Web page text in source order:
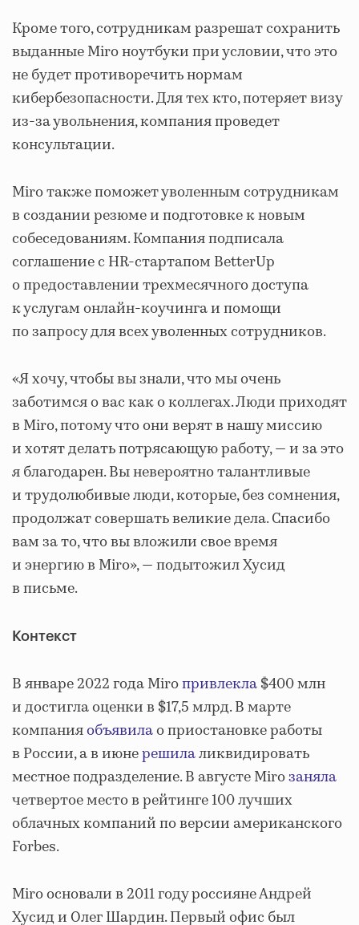
Кроме того, сотрудникам разрешат сохранить
выданные Miro ноутбуки при условии, что это
не будет противоречить нормам
кибербезопасности. Для тех кто, потеряет визу
из-за увольнения, компания проведет
консультации.
Miro также поможет уволенным сотрудникам
в создании резюме и подготовке к новым
собеседованиям. Компания подписала
соглашение с HR-стартапом BetterUp
о предоставлении трехмесячного доступа
к услугам онлайн-коучинга и помощи
по запросу для всех уволенных сотрудников.
«Я хочу, чтобы вы знали, что мы очень
заботимся о вас как о коллегах. Люди приходят
в Miro, потому что они верят в нашу миссию
и хотят делать потрясающую работу, — и за это
я благодарен. Вы невероятно талантливые
и трудолюбивые люди, которые, без сомнения,
продолжат совершать великие дела. Спасибо
вам за то, что вы вложили свое время
и энергию в Miro», — подытожил Хусид
в письме.
Контекст
В январе 2022 года Miroпривлекла$400 млн
и достигла оценки в $17,5 млрд. В марте
компанияобъявилао приостановке работы
в России, а в июнерешилаликвидировать
местное подразделение. В августе Miroзаняла
четвертое место в рейтинге 100 лучших
облачных компаний по версии американского
Forbes.
Miro основали в 2011 году россияне Андрей
Хусид и Олег Шардин. Первый офис был